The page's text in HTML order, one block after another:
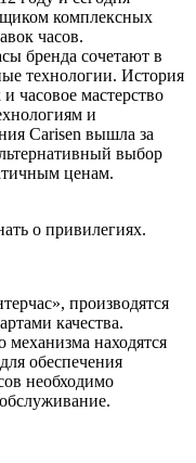
комплексных
часов.
бренда сочетают в
технологии. История
часовое мастерство
и
Carisen вышла за
выбор
ценам.
о привилегиях.
производятся
качества.
механизма находятся
обеспечения
необходимо